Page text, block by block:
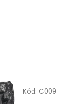
Kód: C009